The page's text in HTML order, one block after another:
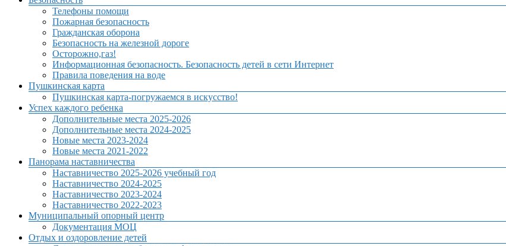
Телефоны помощи
Пожарная безопасность
Гражданская оборона
Безопасность на железной дороге
Осторожно,газ!
Информационная безопасность. Безопасность детей в сети Интернет
Правила поведения на воде
Пушкинская карта
Пушкинская карта-погружаемся в искусство!
Успех каждого ребенка
Дополнительные места 2025-2026
Дополнительные места 2024-2025
Новые места 2023-2024
Новые места 2021-2022
Панорама наставничества
Наставничество 2025-2026 учебный год
Наставничество 2024-2025
Наставничество 2023-2024
Наставничество 2022-2023
Муниципальный опорный центр
Документация МОЦ
Отдых и оздоровление детей